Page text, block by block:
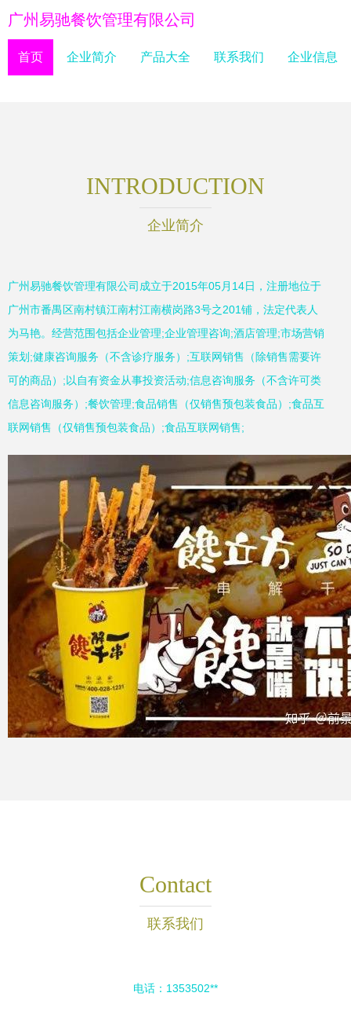
广州易驰餐饮管理有限公司
首页 企业简介 产品大全 联系我们 企业信息
INTRODUCTION
企业简介
广州易驰餐饮管理有限公司成立于2015年05月14日，注册地位于
广州市番禺区南村镇江南村江南横岗路3号之201铺，法定代表人
为马艳。经营范围包括企业管理;企业管理咨询;酒店管理;市场营销
策划;健康咨询服务（不含诊疗服务）;互联网销售（除销售需要许
可的商品）;以自有资金从事投资活动;信息咨询服务（不含许可类
信息咨询服务）;餐饮管理;食品销售（仅销售预包装食品）;食品互
联网销售（仅销售预包装食品）;食品互联网销售;
Contact
联系我们
电话：1353502**